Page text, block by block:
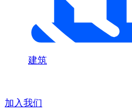
建筑
加入我们